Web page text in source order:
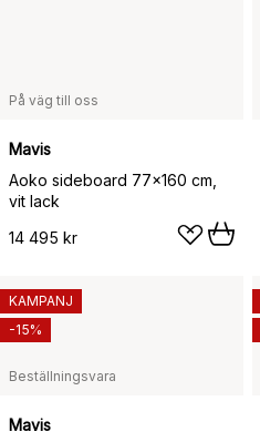
På väg till oss
Mavis
Aoko sideboard 77x160 cm,
vit lack
14 495 kr
Beställningsvara
Mavis
KAMPANJ
-15%